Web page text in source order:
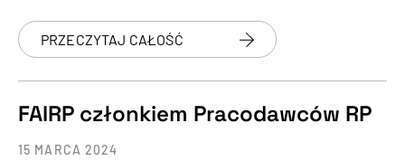
PRZECZYTAJ CAŁOŚĆ
FAIRP członkiem Pracodawców RP
15 MARCA 2024